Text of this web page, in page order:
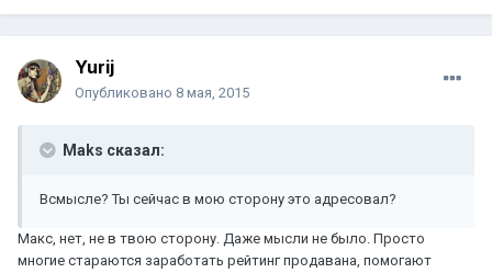
Yurij
Опубликовано 8 мая, 2015
Maks сказал:
Всмысле? Ты сейчас в мою сторону это адресовал?
Макс, нет, не в твою сторону. Даже мысли не было. Просто
многие стараются заработать рейтинг продавана, помогают